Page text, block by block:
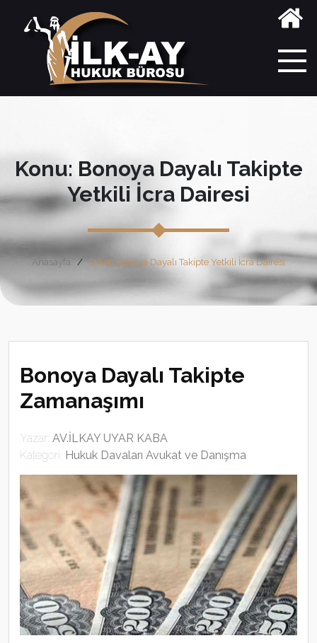
Konu: Bonoya Dayalı Takipte
Yetkili İcra Dairesi
Anasayfa Etiket: Bonoya Dayalı Takipte Yetkili İcra Dairesi
Bonoya Dayalı Takipte
Zamanaşımı
Yazar: AV.İLKAY UYAR KABA
Kategori: Hukuk Davaları Avukat ve Danışma